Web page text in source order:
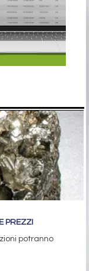
PREZZI
potranno